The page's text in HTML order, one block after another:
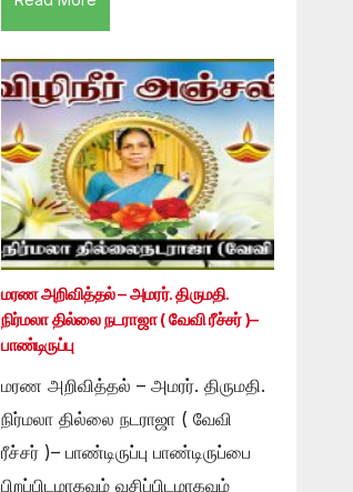
மரண அறிவித்தல் – அமரர். திருமதி.
நிர்மலா தில்லை நடராஜா ( வேவி ரீச்சர் )–
பாண்டிருப்பு
மரண அறிவித்தல் – அமரர். திருமதி.
நிர்மலா தில்லை நடராஜா ( வேவி
ரீச்சர் )– பாண்டிருப்பு பாண்டிருப்பை
பிறப்பிடமாகவும் வசிப்பிடமாகவும்